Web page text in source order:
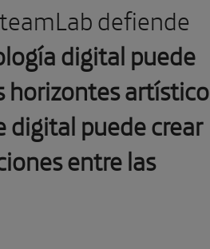
teamLab defiende
digital puede
horizontes
digital puede crear
entre las